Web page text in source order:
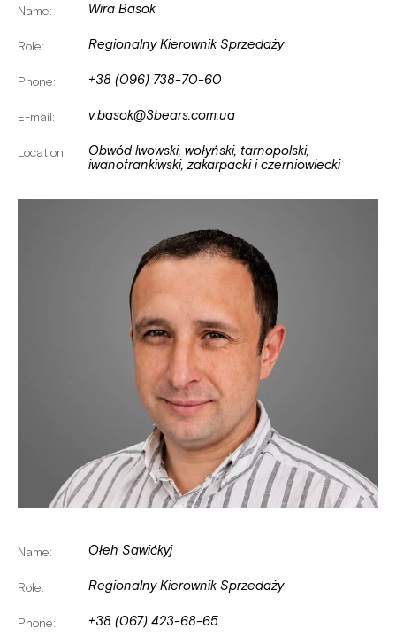
Name: Wira Basok
Role: Regionalny Kierownik Sprzedaży
Phone: +38 (096) 738-70-60
E-mail: v.basok@3bears.com.ua
Location:
Obwód lwowski, wołyński, tarnopolski,
iwanofrankiwski, zakarpacki i czerniowiecki
Name: Ołeh Sawićkyj
Role: Regionalny Kierownik Sprzedaży
Phone: +38 (067) 423-68-65